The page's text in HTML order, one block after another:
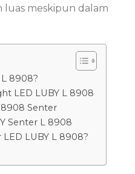
luas meskipun dalam
8908?
LED LUBY L 8908
8908 Senter
Senter L 8908
LUBY L 8908?